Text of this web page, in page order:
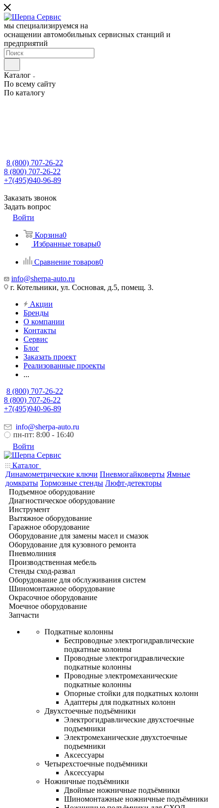
мы специализируемся на
оснащении автомобильных сервисных станций и
предприятий
Каталог
По всему сайту
По каталогу
8 (800) 707-26-22
8 (800) 707-26-22
+7(495)940-96-89
Заказать звонок
Задать вопрос
Войти
Корзина0
Избранные товары0
Сравнение товаров0
info@sherpa-auto.ru
г. Котельники, ул. Сосновая, д.5, помещ. 3.
Акции
Бренды
О компании
Контакты
Сервис
Блог
Заказать проект
Реализованные проекты
...
8 (800) 707-26-22
8 (800) 707-26-22
+7(495)940-96-89
info@sherpa-auto.ru
пн-пт: 8:00 - 16:40
Войти
Каталог
Динамометрические ключи Пневмогайковерты Ямные
домкраты Тормозные стенды Люфт-детекторы
Подъемное оборудование
Диагностическое оборудование
Инструмент
Вытяжное оборудование
Гаражное оборудование
Оборудование для замены масел и смазок
Оборудование для кузовного ремонта
Пневмолиния
Производственная мебель
Стенды сход-развал
Оборудование для обслуживания систем
Шиномонтажное оборудование
Окрасочное оборудование
Моечное оборудование
Запчасти
Подкатные колонны
Беспроводные электрогидравлические
подкатные колонны
Проводные электрогидравлические
подкатные колонны
Проводные электромеханические
подкатные колонны
Опорные стойки для подкатных колонн
Адаптеры для подкатных колонн
Двухстоечные подъёмники
Электрогидравлические двухстоечные
подъемники
Электромеханические двухстоечные
подъемники
Аксессуары
Четырехстоечные подъёмники
Аксессуары
Ножничные подъёмники
Двойные ножничные подъёмники
Шиномонтажные ножничные подъёмники